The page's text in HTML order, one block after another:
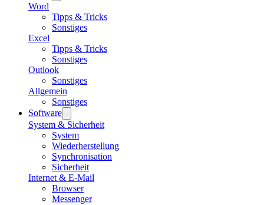
Word
Tipps & Tricks
Sonstiges
Excel
Tipps & Tricks
Sonstiges
Outlook
Sonstiges
Allgemein
Sonstiges
Software
System & Sicherheit
System
Wiederherstellung
Synchronisation
Sicherheit
Internet & E-Mail
Browser
Messenger